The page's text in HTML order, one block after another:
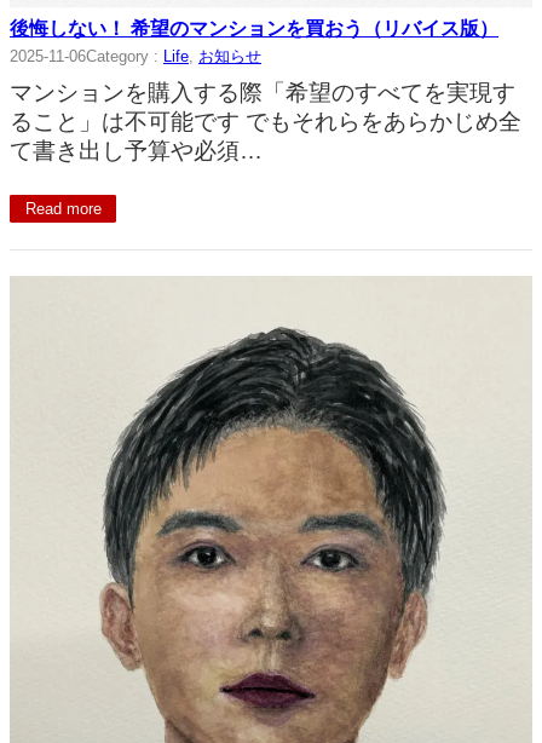
後悔しない！ 希望のマンションを買おう（リバイス版）
2025-11-06Category : Life お知らせ
マンションを購入する際「希望のすべてを実現す
ること」は不可能です でもそれらをあらかじめ全
て書き出し予算や必須…
Read more